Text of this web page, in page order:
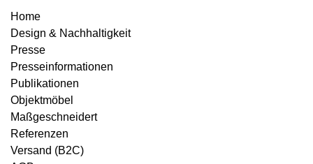
Home
Design & Nachhaltigkeit
Presse
Presseinformationen
Publikationen
Objektmöbel
Maßgeschneidert
Referenzen
Versand (B2C)